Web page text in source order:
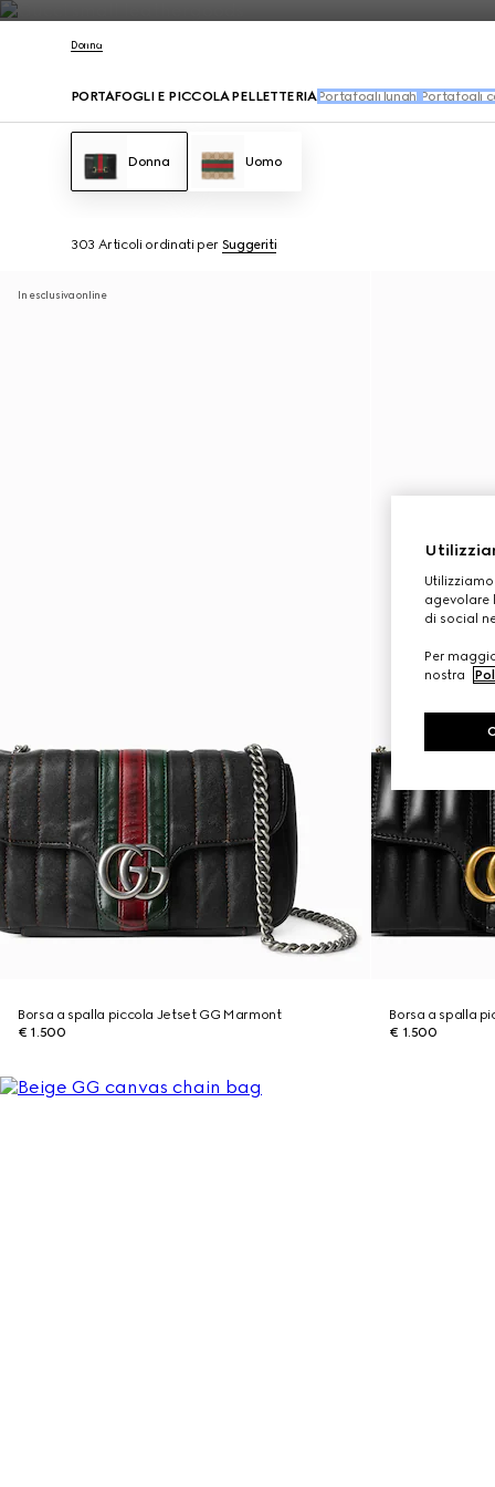
Contattaci
Donna
PORTAFOGLI E PICCOLA PELLETTERIAPortafogli lunghi Portafogli
Donna Uomo
303 Articoli ordinati per Suggeriti
In esclusiva online
Borsa a spalla piccola Jetset GG Marmont
€ 1.500
Borsa a spalla
€ 1.500
agevolare
di social
Per
nostra